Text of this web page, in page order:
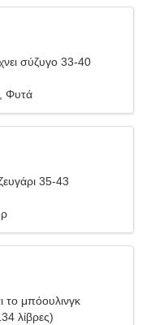
σύζυγο 33-40
Φυτά
35-43
το μπόουλινγκ
λίβρες)